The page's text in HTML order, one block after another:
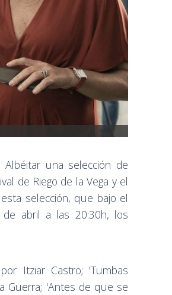
una selección de
de Riego de la Vega y el
selección, que bajo el
abril a las 20:30h, los
Itziar Castro; 'Tumbas
Guerra; 'Antes de que se